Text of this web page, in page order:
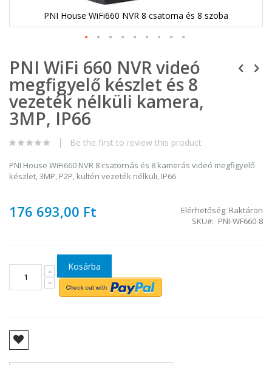
PNI House WiFi660 NVR 8 csatorna és 8 szoba
a
képgaléria
elejére
PNI WiFi 660 NVR videó
megfigyelő készlet és 8
vezeték nélküli kamera,
3MP, IP66
Be the first to review this product
PNI House WiFi660 NVR 8 csatornás és 8 kamerás videó megfigyelő
készlet, 3MP, P2P, kültéri vezeték nélküli, IP66
176 693,00 Ft Elérhetőség: Raktáron
SKU
PNI-WF660-8
Kosárba